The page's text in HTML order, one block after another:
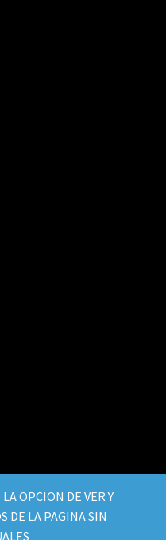
OPCION DE VER Y
DE LA PAGINA SIN